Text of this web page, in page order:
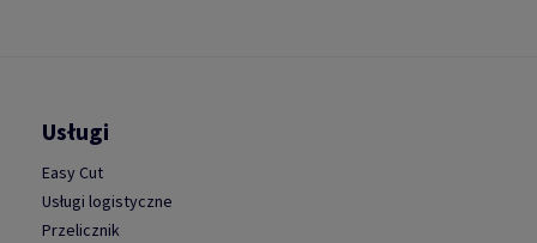
Usługi
Easy Cut
Usługi logistyczne
Przelicznik